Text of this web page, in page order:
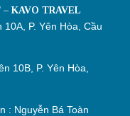
KAVO TRAVEL
P. Yên Hòa, Cầu
10B, P. Yên Hòa,
: Nguyễn Bá Toàn